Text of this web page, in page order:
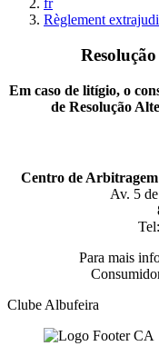
fr
Règlement
Em caso de lití­gio, o
de Resolução
Centro de
Av. 5
Para mais
Clube Albufeira